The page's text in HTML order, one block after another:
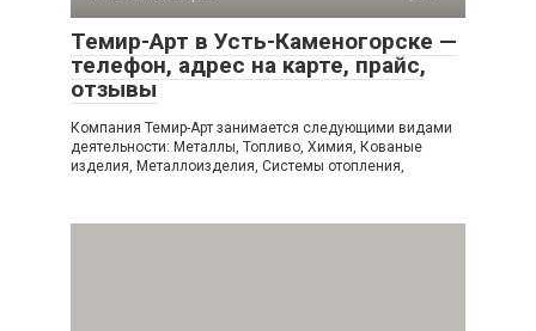
Темир-Арт в Усть-Каменогорске —
телефон, адрес на карте, прайс,
отзывы
Компания Темир-Арт занимается следующими видами
деятельности: Металлы, Топливо, Химия, Кованые
изделия, Металлоизделия, Системы отопления,